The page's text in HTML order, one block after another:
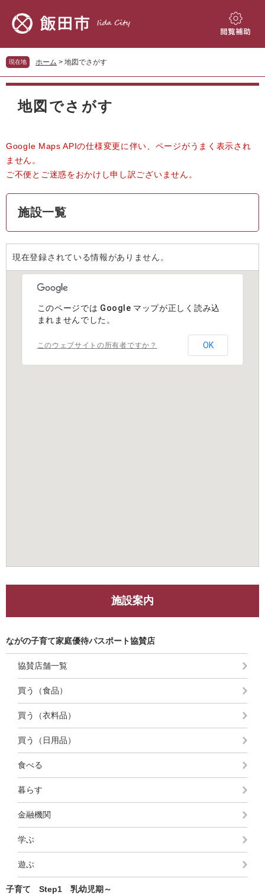
先
頭
を
飛
へ
閲
現在地 ホーム > 地図でさがす
本
地図でさがす
Google Maps APIの仕様変更に伴い、ページがうまく表示され
ません。
ご不便とご迷惑をおかけし申し訳ございません。
施設一覧
現在登録されている情報がありません。
このページでは Google マップが正しく読み込
まれませんでした。
このウェブサイトの所有者ですか？ OK
施設案内
ながの子育て家庭優待パスポート協賛店
協賛店舗一覧
買う（食品）
買う（衣料品）
買う（日用品）
食べる
暮らす
金融機関
学ぶ
遊ぶ
子育て Step1 乳幼児期～